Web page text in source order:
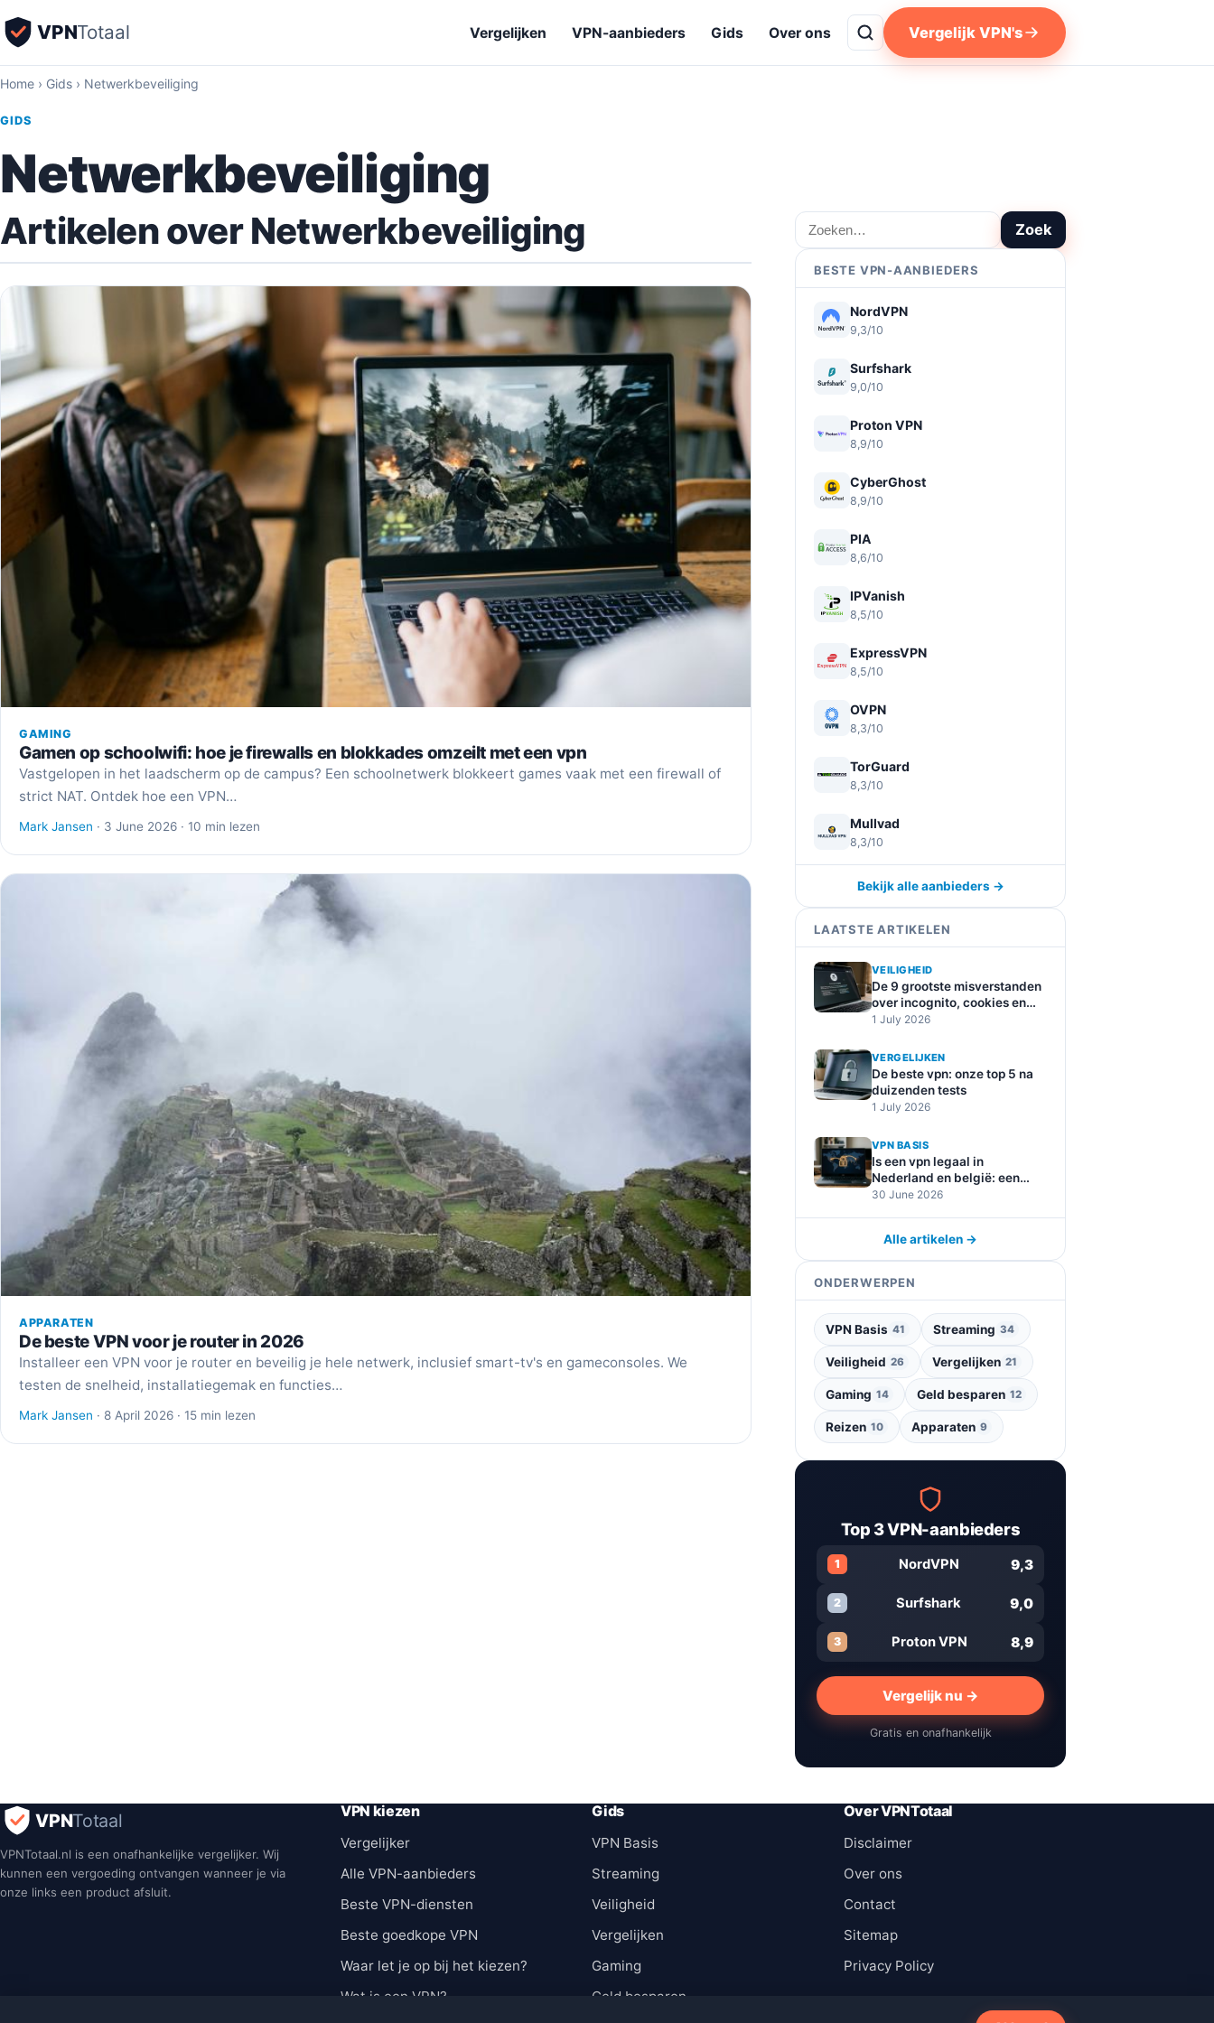
VPNTotaal Vergelijken VPN-aanbieders Gids Over ons Vergelijk VPN's
Home › Gids › Netwerkbeveiliging
GIDS
Netwerkbeveiliging
Artikelen over Netwerkbeveiliging
GAMING
Gamen op schoolwifi: hoe je firewalls en blokkades omzeilt met een vpn
Vastgelopen in het laadscherm op de campus? Een schoolnetwerk blokkeert games vaak met een firewall of
strict NAT. Ontdek hoe een VPN…
Mark Jansen · 3 June 2026 · 10 min lezen
APPARATEN
De beste VPN voor je router in 2026
Installeer een VPN voor je router en beveilig je hele netwerk, inclusief smart-tv's en gameconsoles. We
testen de snelheid, installatiegemak en functies…
Mark Jansen · 8 April 2026 · 15 min lezen
Zoeken Zoek
BESTE VPN-AANBIEDERS
NordVPN
9,3/10
Surfshark
9,0/10
Proton VPN
8,9/10
CyberGhost
8,9/10
PIA
8,6/10
IPVanish
8,5/10
ExpressVPN
8,5/10
OVPN
8,3/10
TorGuard
8,3/10
Mullvad
8,3/10
Bekijk alle aanbieders →
LAATSTE ARTIKELEN
VEILIGHEID
De 9 grootste misverstanden
over incognito, cookies en
online tracking
1 July 2026
VERGELIJKEN
De beste vpn: onze top 5 na
duizenden tests
1 July 2026
VPN BASIS
Is een vpn legaal in
Nederland en belgië: een
duidelijke uitleg
30 June 2026
Alle artikelen →
ONDERWERPEN
VPN Basis 41 Streaming 34
Veiligheid 26 Vergelijken 21
Gaming 14 Geld besparen 12
Reizen 10 Apparaten 9
Top 3 VPN-aanbieders
1 NordVPN 9,3
2 Surfshark 9,0
3 Proton VPN 8,9
Vergelijk nu →
Gratis en onafhankelijk
VPNTotaal
VPNTotaal.nl is een onafhankelijke vergelijker. Wij
kunnen een vergoeding ontvangen wanneer je via
onze links een product afsluit.
VPN kiezen
Vergelijker
Alle VPN-aanbieders
Beste VPN-diensten
Beste goedkope VPN
Waar let je op bij het kiezen?
Wat is een VPN?
Gids
VPN Basis
Streaming
Veiligheid
Vergelijken
Gaming
Geld besparen
Over VPNTotaal
Disclaimer
Over ons
Contact
Sitemap
Privacy Policy